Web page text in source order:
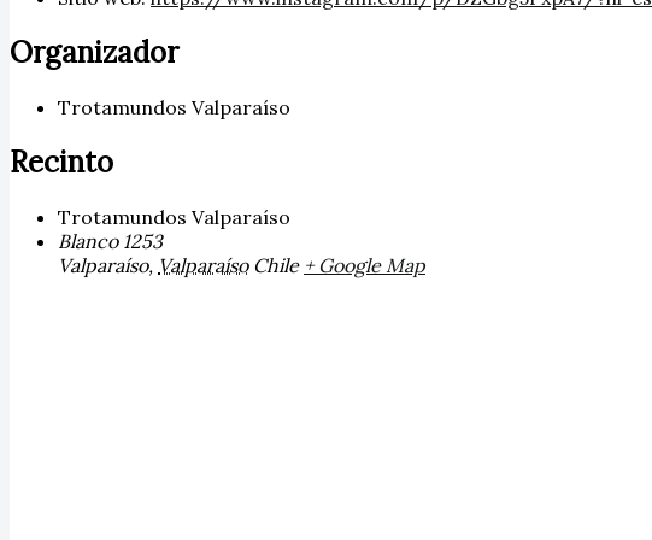
Organizador
Trotamundos Valparaíso
Recinto
Trotamundos Valparaíso
Blanco 1253
Valparaíso, Valparaíso Chile + Google Map